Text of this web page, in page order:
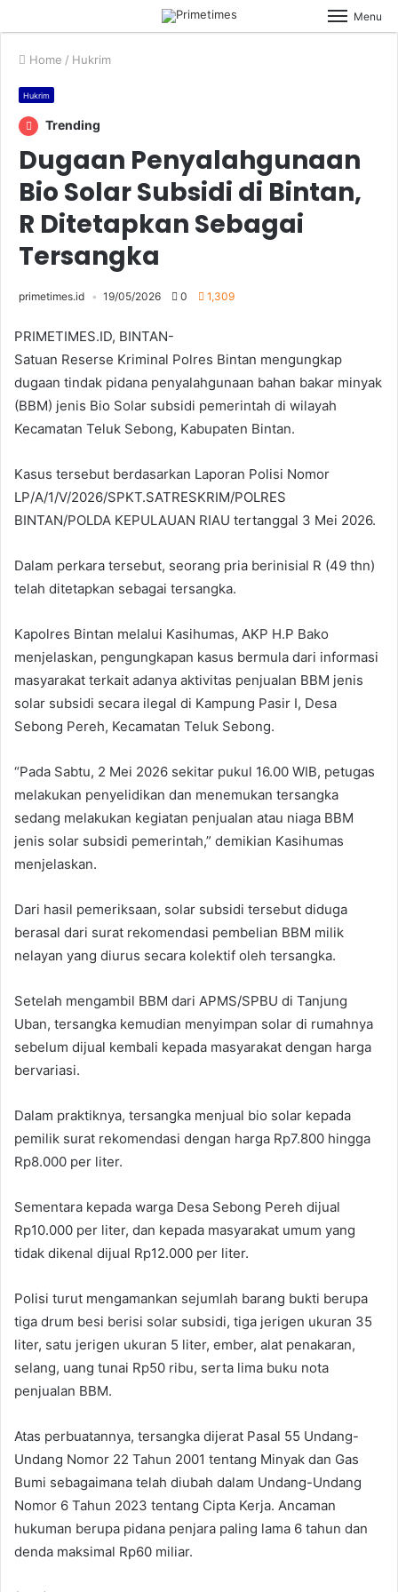
Menu
Home / Hukrim
Hukrim
Trending
Dugaan Penyalahgunaan
Bio Solar Subsidi di Bintan,
R Ditetapkan Sebagai
Tersangka
primetimes.id 19/05/2026 0 1,309
PRIMETIMES.ID, BINTAN-
Satuan Reserse Kriminal Polres Bintan mengungkap
dugaan tindak pidana penyalahgunaan bahan bakar minyak
(BBM) jenis Bio Solar subsidi pemerintah di wilayah
Kecamatan Teluk Sebong, Kabupaten Bintan.
Kasus tersebut berdasarkan Laporan Polisi Nomor
LP/A/1/V/2026/SPKT.SATRESKRIM/POLRES
BINTAN/POLDA KEPULAUAN RIAU tertanggal 3 Mei 2026.
Dalam perkara tersebut, seorang pria berinisial R (49 thn)
telah ditetapkan sebagai tersangka.
Kapolres Bintan melalui Kasihumas, AKP H.P Bako
menjelaskan, pengungkapan kasus bermula dari informasi
masyarakat terkait adanya aktivitas penjualan BBM jenis
solar subsidi secara ilegal di Kampung Pasir I, Desa
Sebong Pereh, Kecamatan Teluk Sebong.
“Pada Sabtu, 2 Mei 2026 sekitar pukul 16.00 WIB, petugas
melakukan penyelidikan dan menemukan tersangka
sedang melakukan kegiatan penjualan atau niaga BBM
jenis solar subsidi pemerintah,” demikian Kasihumas
menjelaskan.
Dari hasil pemeriksaan, solar subsidi tersebut diduga
berasal dari surat rekomendasi pembelian BBM milik
nelayan yang diurus secara kolektif oleh tersangka.
Setelah mengambil BBM dari APMS/SPBU di Tanjung
Uban, tersangka kemudian menyimpan solar di rumahnya
sebelum dijual kembali kepada masyarakat dengan harga
bervariasi.
Dalam praktiknya, tersangka menjual bio solar kepada
pemilik surat rekomendasi dengan harga Rp7.800 hingga
Rp8.000 per liter.
Sementara kepada warga Desa Sebong Pereh dijual
Rp10.000 per liter, dan kepada masyarakat umum yang
tidak dikenal dijual Rp12.000 per liter.
Polisi turut mengamankan sejumlah barang bukti berupa
tiga drum besi berisi solar subsidi, tiga jerigen ukuran 35
liter, satu jerigen ukuran 5 liter, ember, alat penakaran,
selang, uang tunai Rp50 ribu, serta lima buku nota
penjualan BBM.
Atas perbuatannya, tersangka dijerat Pasal 55 Undang-
Undang Nomor 22 Tahun 2001 tentang Minyak dan Gas
Bumi sebagaimana telah diubah dalam Undang-Undang
Nomor 6 Tahun 2023 tentang Cipta Kerja. Ancaman
hukuman berupa pidana penjara paling lama 6 tahun dan
denda maksimal Rp60 miliar.